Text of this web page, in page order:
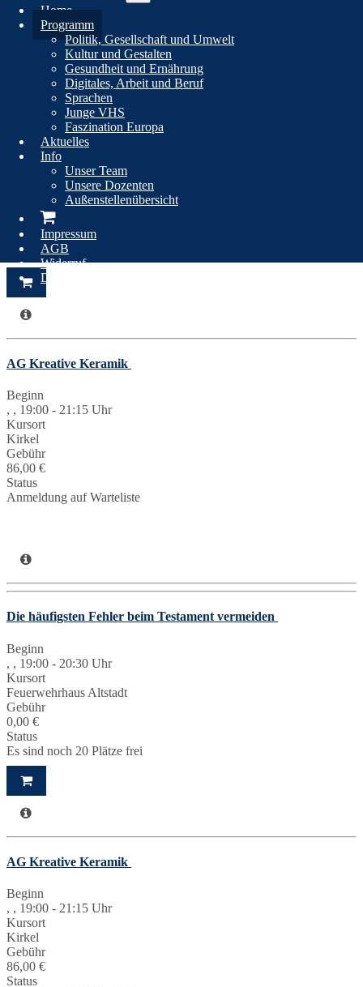
Home
Programm
Politik, Gesellschaft und Umwelt
Kultur und Gestalten
Gesundheit und Ernährung
Digitales, Arbeit und Beruf
Sprachen
Junge VHS
Faszination Europa
Aktuelles
Info
Unser Team
Unsere Dozenten
Außenstellenübersicht
Impressum
AGB
Widerruf
Datenschutz
Kirkel
Mandelbachtal
Online
Filter leeren
Android Smartphone, Windows oder Office Einzelschulungen
Beginn
, , - Uhr
ehemaliges Internat, EDV-Raum
Gebühr
38,00 €
Status
Es ist noch 1 Platz frei
AG Kreative Keramik
Beginn
, , 19:00 - 21:15 Uhr
Kursort
Kirkel
Gebühr
86,00 €
Status
Anmeldung auf Warteliste
Die häufigsten Fehler beim Testament vermeiden
Beginn
, , 19:00 - 20:30 Uhr
Kursort
Feuerwehrhaus Altstadt
Gebühr
0,00 €
Status
Es sind noch 20 Plätze frei
AG Kreative Keramik
Beginn
, , 19:00 - 21:15 Uhr
Kursort
Kirkel
Gebühr
86,00 €
Status